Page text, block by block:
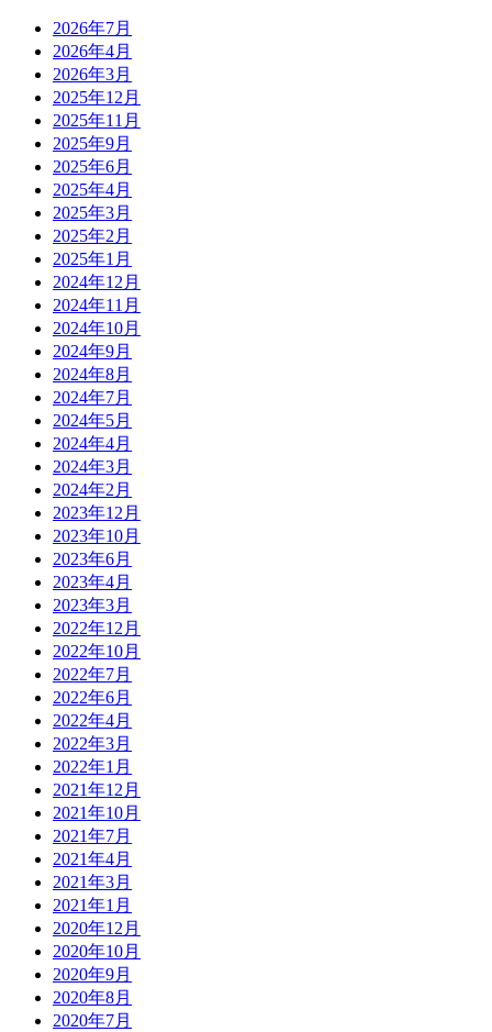
2026年7月
2026年4月
2026年3月
2025年12月
2025年11月
2025年9月
2025年6月
2025年4月
2025年3月
2025年2月
2025年1月
2024年12月
2024年11月
2024年10月
2024年9月
2024年8月
2024年7月
2024年5月
2024年4月
2024年3月
2024年2月
2023年12月
2023年10月
2023年6月
2023年4月
2023年3月
2022年12月
2022年10月
2022年7月
2022年6月
2022年4月
2022年3月
2022年1月
2021年12月
2021年10月
2021年7月
2021年4月
2021年3月
2021年1月
2020年12月
2020年10月
2020年9月
2020年8月
2020年7月